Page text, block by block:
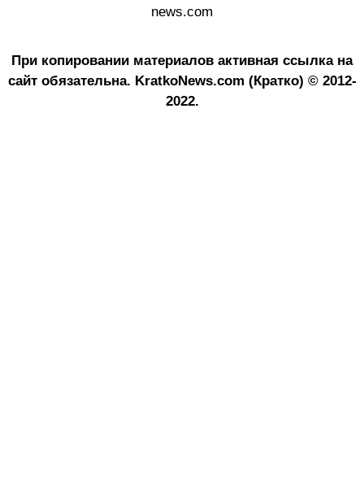
news.com
При копировании материалов активная ссылка на
сайт обязательна. KratkoNews.com (Кратко) © 2012-
2022.